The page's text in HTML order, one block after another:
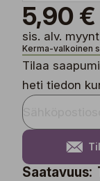
5,90 €
sis. alv.
Kerma-valkoinen
Tilaa
heti tiedon
Saatavuus: